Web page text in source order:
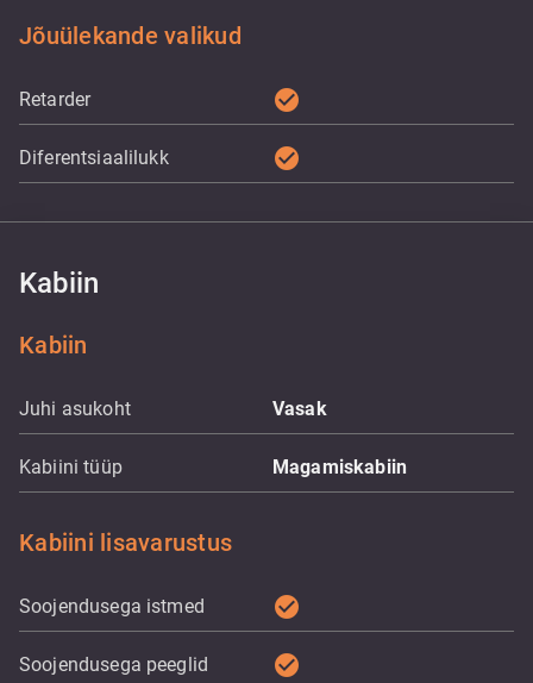
Jõuülekande valikud
Retarder check_circle
Diferentsiaalilukk check_circle
Kabiin
Kabiin
Juhi asukoht Vasak
Kabiini tüüp Magamiskabiin
Kabiini lisavarustus
Soojendusega istmed check_circle
Soojendusega peeglid check_circle